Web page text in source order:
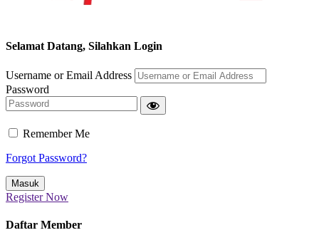
Selamat Datang, Silahkan Login
Username or Email Address
Password
Remember Me
Forgot Password?
Register Now
Daftar Member